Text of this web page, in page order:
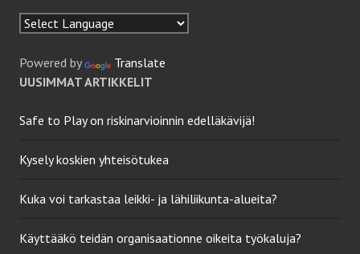
Powered by
Translate
UUSIMMAT ARTIKKELIT
Safe to Play on riskinarvioinnin edelläkävijä!
Kysely koskien yhteisötukea
Kuka voi tarkastaa leikki- ja lähiliikunta-alueita?
Käyttääkö teidän organisaationne oikeita työkaluja?